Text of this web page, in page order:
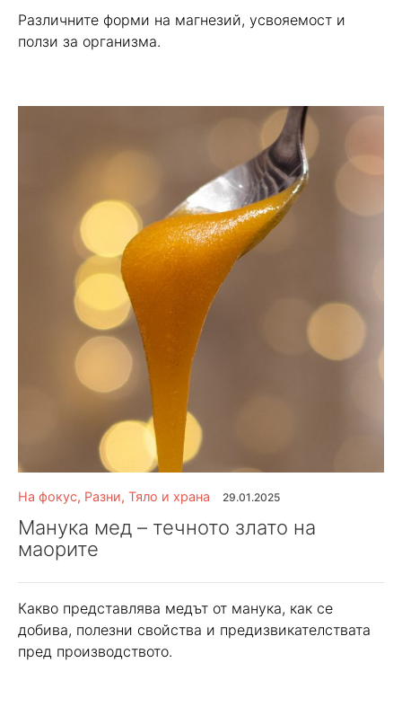
Различните форми на магнезий, усвояемост и
ползи за организма.
На фокус, Разни, Тяло и храна 29.01.2025
Манука мед – течното злато на
маорите
Какво представлява медът от манука, как се
добива, полезни свойства и предизвикателствата
пред производството.